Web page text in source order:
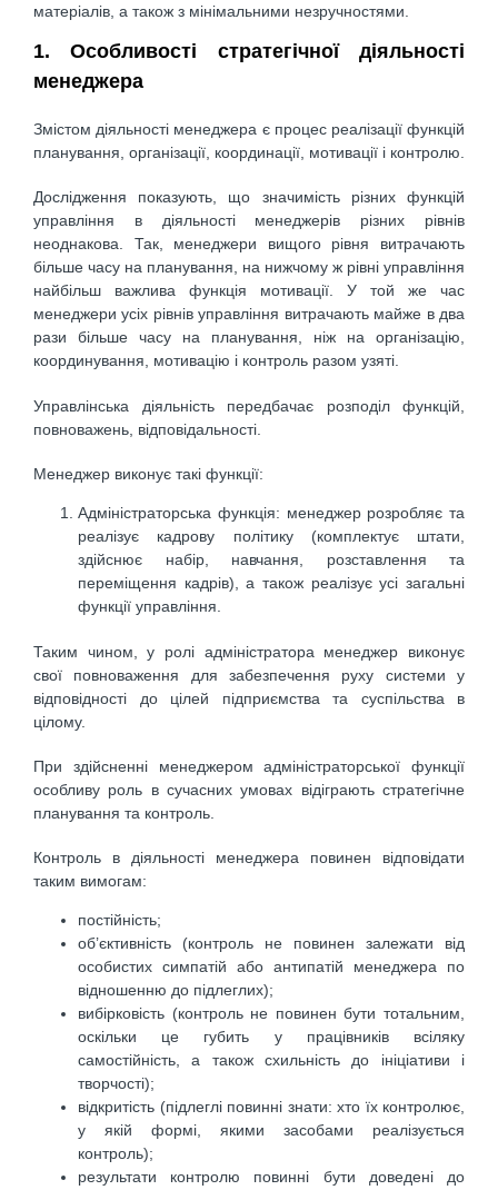
матеріалів, а також з мінімальними незручностями.
1. Особливості стратегічної діяльності
менеджера
Змістом діяльності менеджера є процес реалізації функцій
планування, організації, координації, мотивації і контролю.
Дослідження показують, що значимість різних функцій
управління в діяльності менеджерів різних рівнів
неоднакова. Так, менеджери вищого рівня витрачають
більше часу на планування, на нижчому ж рівні управління
найбільш важлива функція мотивації. У той же час
менеджери усіх рівнів управління витрачають майже в два
рази більше часу на планування, ніж на організацію,
координування, мотивацію і контроль разом узяті.
Управлінська діяльність передбачає розподіл функцій,
повноважень, відповідальності.
Менеджер виконує такі функції:
Адміністраторська функція: менеджер розробляє та
реалізує кадрову політику (комплектує штати,
здійснює набір, навчання, розставлення та
переміщення кадрів), а також реалізує усі загальні
функції управління.
Таким чином, у ролі адміністратора менеджер виконує
свої повноваження для забезпечення руху системи у
відповідності до цілей підприємства та суспільства в
цілому.
При здійсненні менеджером адміністраторської функції
особливу роль в сучасних умовах відіграють стратегічне
планування та контроль.
Контроль в діяльності менеджера повинен відповідати
таким вимогам:
постійність;
об’єктивність (контроль не повинен залежати від
особистих симпатій або антипатій менеджера по
відношенню до підлеглих);
вибірковість (контроль не повинен бути тотальним,
оскільки це губить у працівників всіляку
самостійність, а також схильність до ініціативи і
творчості);
відкритість (підлеглі повинні знати: хто їх контролює,
у якій формі, якими засобами реалізується
контроль);
результати контролю повинні бути доведені до